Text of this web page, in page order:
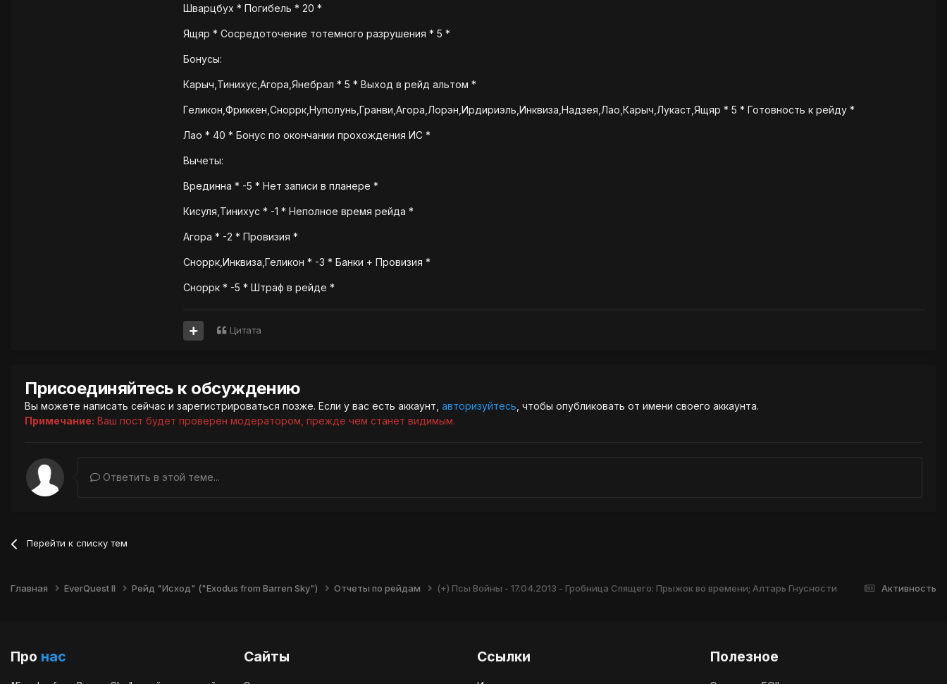
Шварцбух * Погибель * 20 *
Ящяр * Сосредоточение тотемного разрушения * 5 *
Бонусы:
Карыч,Тинихус,Агора,Янебрал * 5 * Выход в рейд альтом *
Геликон,Фриккен,Сноррк,Нуполунь,Гранви,Агора,Лорэн,Ирдириэль,Инквиза,Надзея,Лао,Карыч,Лукаст,Ящяр * 5 * Готовность к рейду *
Лао * 40 * Бонус по окончании прохождения ИС *
Вычеты:
Врединна * -5 * Нет записи в планере *
Кисуля,Тинихус * -1 * Неполное время рейда *
Агора * -2 * Провизия *
Сноррк,Инквиза,Геликон * -3 * Банки + Провизия *
Сноррк * -5 * Штраф в рейде *
Цитата
Присоединяйтесь к обсуждению
Вы можете написать сейчас и зарегистрироваться позже. Если у вас есть аккаунт, авторизуйтесь , чтобы опубликовать от имени своего аккаунта.
Примечание: Ваш пост будет проверен модератором, прежде чем станет видимым.
Ответить в этой теме...
Перейти к списку тем
Активность
Главная EverQuest II Рейд "Исход" ("Exodus from Barren Sky") Отчеты по рейдам (+) Псы Войны - 17.04.2013 - Гробница Спящего: Прыжок во времени; Алтарь Гнусности
Про нас Сайты Ссылки Полезное